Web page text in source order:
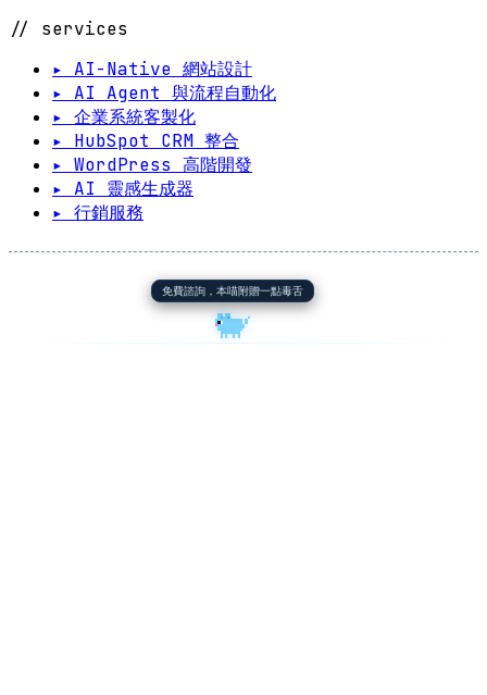
// services
▸ AI-Native 網站設計
▸ AI Agent 與流程自動化
▸ 企業系統客製化
▸ HubSpot CRM 整合
▸ WordPress 高階開發
▸ AI 靈感生成器
▸ 行銷服務
免費諮詢，本喵附贈一點毒舌